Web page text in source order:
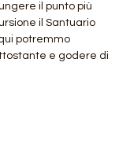
il punto più
il Santuario
potremmo
e godere di